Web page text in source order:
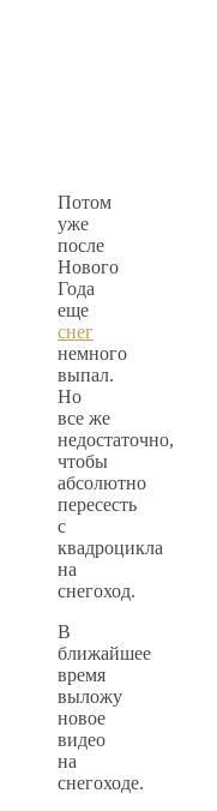
Потом
уже
после
Нового
Года
еще
снег
немного
выпал.
Но
все же
недостаточно,
чтобы
абсолютно
пересесть
с
квадроцикла
на
снегоход.
В
ближайшее
время
выложу
новое
видео
на
снегоходе.